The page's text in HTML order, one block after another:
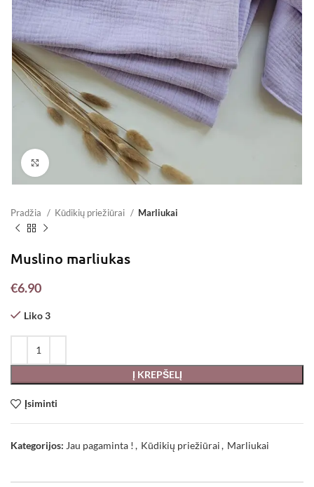
Pradžia Kūdikių priežiūrai Marliukai
Muslino marliukas
€6.90
Liko 3
Į KREPŠELĮ
Įsiminti
Kategorijos: Jau pagaminta ! , Kūdikių priežiūrai, Marliukai